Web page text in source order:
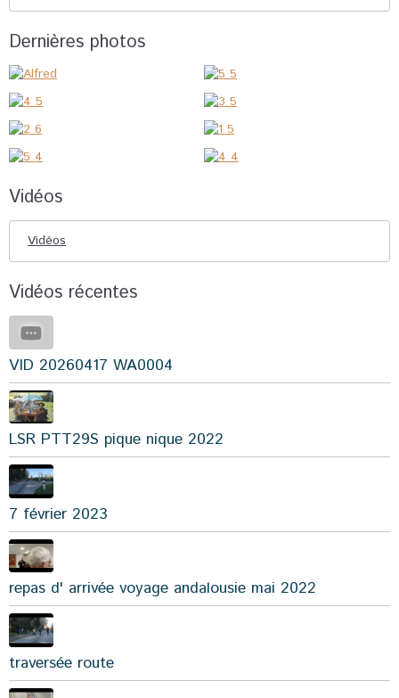
Dernières photos
Vidéos
Vidéos
Vidéos récentes
VID 20260417 WA0004
LSR PTT29S pique nique 2022
7 février 2023
repas d' arrivée voyage andalousie mai 2022
traversée route